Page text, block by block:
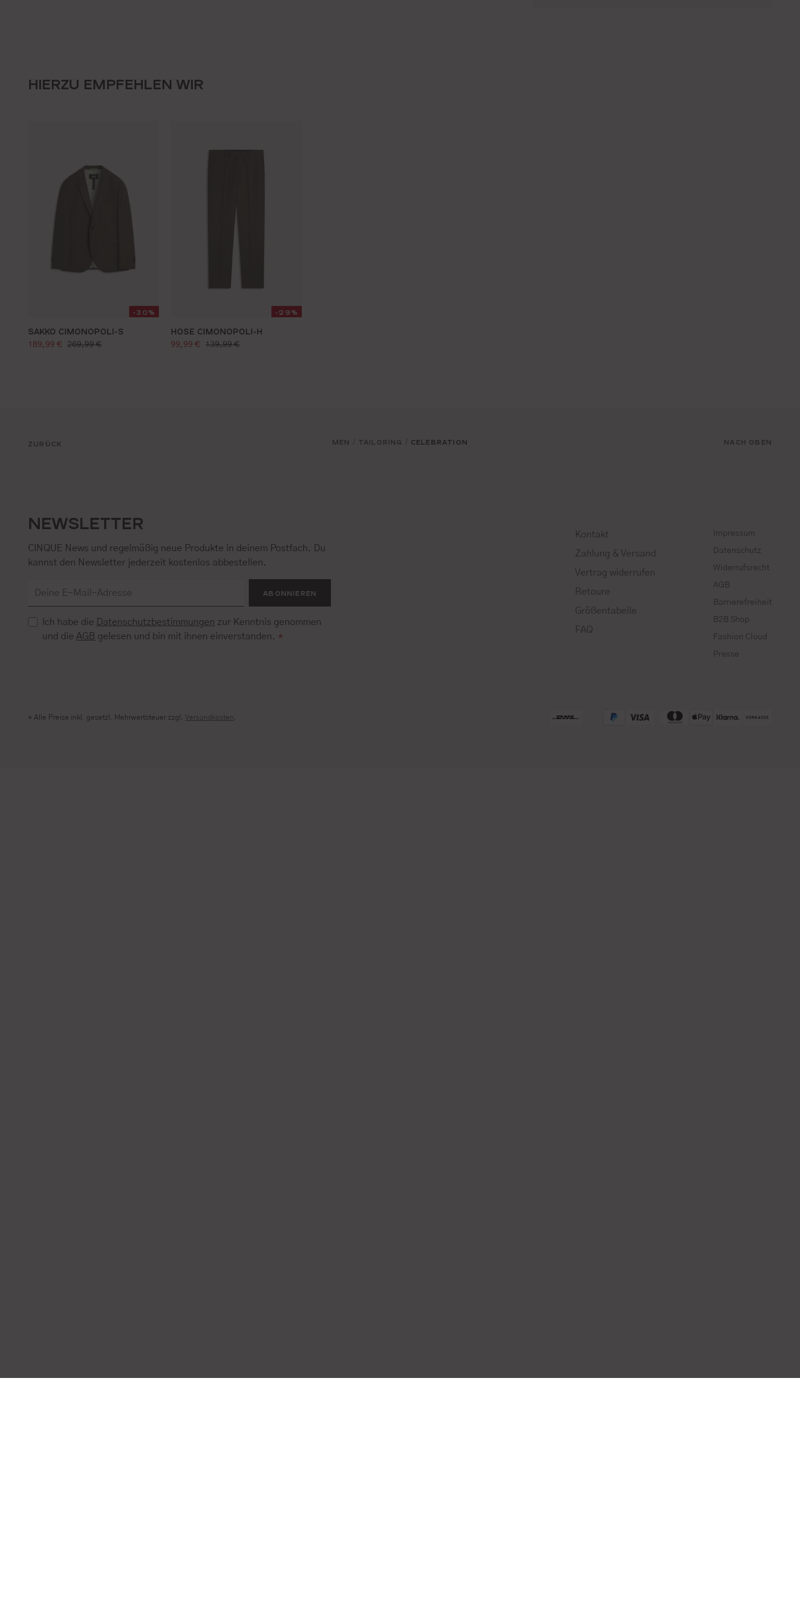
HIERZU EMPFEHLEN WIR
-30%
SAKKO CIMONOPOLI-S
verkaufspreis:
189,99 € regulärer preis:
269,99 €
-29%
HOSE CIMONOPOLI-H
verkaufspreis:
99,99 € regulärer preis:
139,99 €
ZURÜCK MEN TAILORING CELEBRATION NACH OBEN
NEWSLETTER
CINQUE News und regelmäßig neue Produkte in deinem Postfach. Du
kannst den Newsletter jederzeit kostenlos abbestellen.
ABONNIEREN
Ich habe die Datenschutzbestimmungen zur Kenntnis genommen
und die AGB gelesen und bin mit ihnen einverstanden. *
Kontakt
Zahlung & Versand
Vertrag widerrufen
Retoure
Größentabelle
FAQ
Impressum
Datenschutz
Widerrufsrecht
AGB
Barrierefreiheit
B2B Shop
Fashion Cloud
Presse
* Alle Preise inkl. gesetzl. Mehrwertsteuer zzgl.Versandkosten